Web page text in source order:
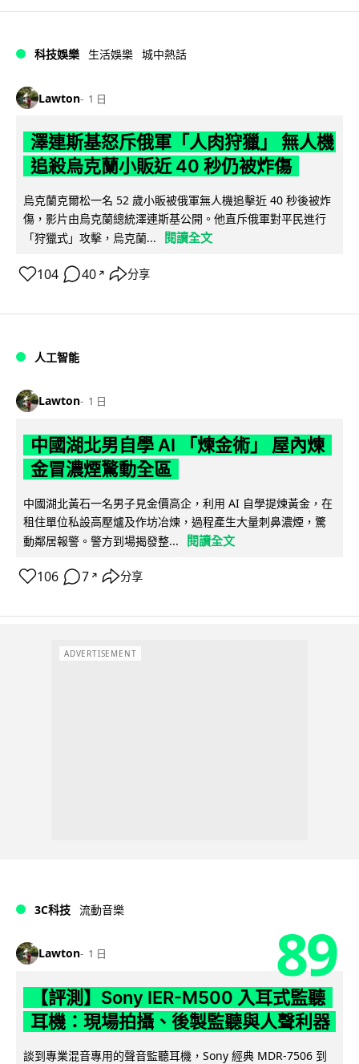
科技娛樂 生活娛樂 城中熱話
Lawton 1 日
澤連斯基怒斥俄軍「人肉狩獵」 無人機
追殺烏克蘭小販近 40 秒仍被炸傷
烏克蘭克爾松一名 52 歲小販被俄軍無人機追擊近 40 秒後被炸
傷，影片由烏克蘭總統澤連斯基公開。他直斥俄軍對平民進行
「狩獵式」攻擊，烏克蘭...
閱讀全文
104 40 ↗ 分享
人工智能
Lawton 1 日
中國湖北男自學 AI 「煉金術」 屋內煉
金冒濃煙驚動全區
中國湖北黃石一名男子見金價高企，利用 AI 自學提煉黃金，在
租住單位私設高壓爐及作坊冶煉，過程產生大量刺鼻濃煙，驚
動鄰居報警。警方到場揭發整...
閱讀全文
106 7 ↗ 分享
ADVERTISEMENT
3C科技 流動音樂
Lawton 1 日 89
【評測】Sony IER-M500 入耳式監聽
耳機：現場拍攝、後製監聽與人聲利器
談到專業混音專用的聲音監聽耳機，Sony 經典 MDR-7506 到